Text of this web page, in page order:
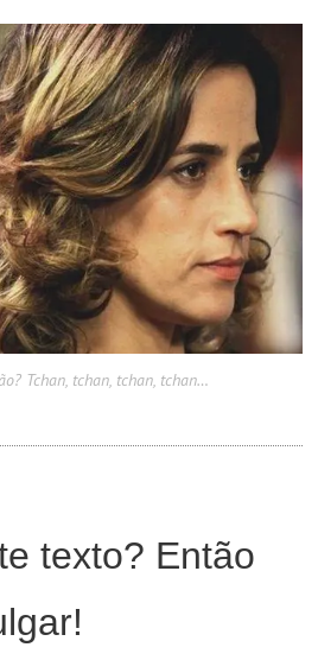
Tchan, tchan, tchan, tchan…
texto? Então